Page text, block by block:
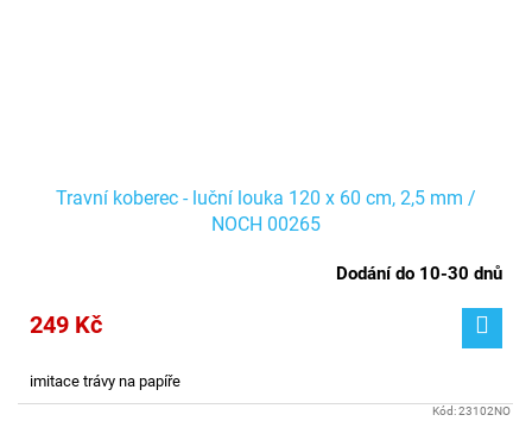
Travní koberec - luční louka 120 x 60 cm, 2,5 mm /
NOCH 00265
Dodání do 10-30 dnů
249 Kč
imitace trávy na papíře
Kód:23102NO